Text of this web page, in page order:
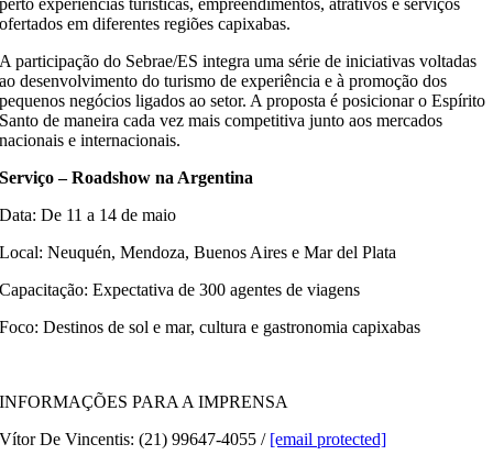
ofertados em diferentes regiões capixabas.
A participação do Sebrae/ES integra uma série de iniciativas voltadas
ao desenvolvimento do turismo de experiência e à promoção dos
pequenos negócios ligados ao setor. A proposta é posicionar o Espírito
Santo de maneira cada vez mais competitiva junto aos mercados
nacionais e internacionais.
Serviço – Roadshow na Argentina
Data: De 11 a 14 de maio
Local: Neuquén, Mendoza, Buenos Aires e Mar del Plata
Capacitação: Expectativa de 300 agentes de viagens
Foco: Destinos de sol e mar, cultura e gastronomia capixabas
INFORMAÇÕES PARA A IMPRENSA
Vítor De Vincentis: (21) 99647-4055 / [email protected]